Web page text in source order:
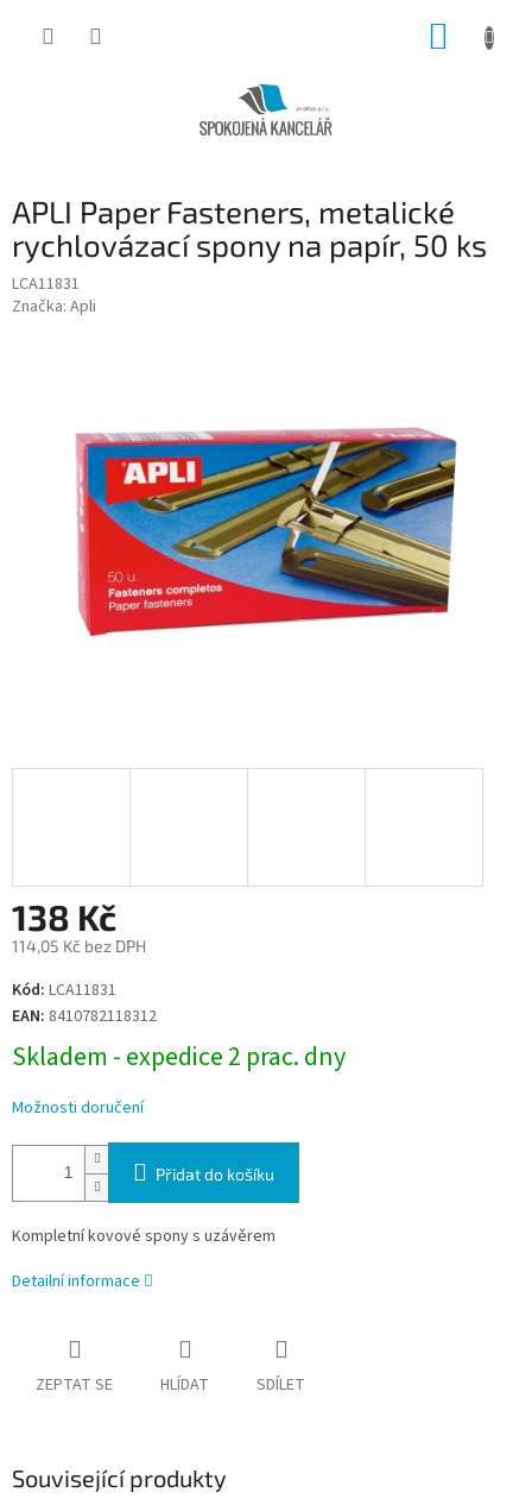
APLI Paper Fasteners, metalické
rychlovázací spony na papír, 50 ks
LCA11831
Značka: Apli
138 Kč
114,05 Kč bez DPH
Měrná
cena:
Kód: LCA11831
EAN: 8410782118312
Skladem - expedice 2 prac. dny
Možnosti doručení
Přidat do košíku
Kompletní kovové spony s uzávěrem
Detailní informace
ZEPTAT SE HLÍDAT SDÍLET
Související produkty